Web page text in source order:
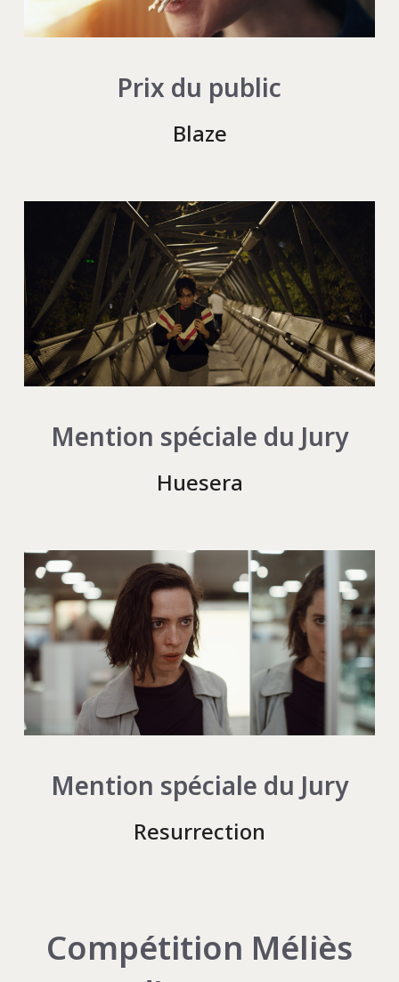
Prix du public
Blaze
Mention spéciale du Jury
Huesera
Mention spéciale du Jury
Resurrection
Compétition Méliès